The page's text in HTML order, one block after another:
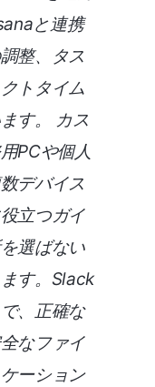
と連携
整、タス
トタイム
す。 カス
PCや個人
デバイス
立つガイ
選ばない
す。Slack
、正確な
なファイ
ーション